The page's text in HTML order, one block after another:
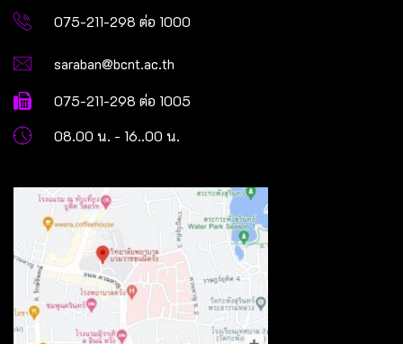
075-211-298 ต่อ 1000
saraban@bcnt.ac.th
075-211-298 ต่อ 1005
08.00 น. - 16..00 น.